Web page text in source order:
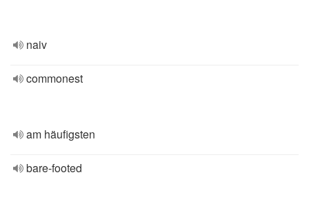
naiv
commonest
am häufigsten
bare-footed